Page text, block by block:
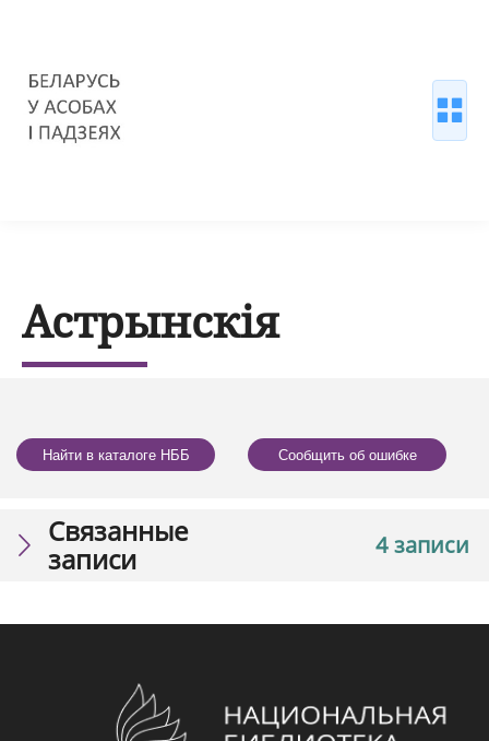
Астрынскія
Найти в каталоге НББ Сообщить об ошибке
4 записи
Связанные
записи